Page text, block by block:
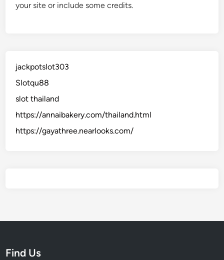
your site or include some credits.
jackpotslot303
Slotqu88
slot thailand
https://annaibakery.com/thailand.html
https://gayathree.nearlooks.com/
Find Us